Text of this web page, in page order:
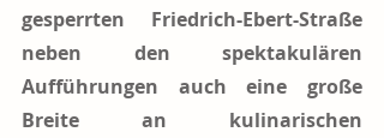
gesperrten Friedrich-Ebert-Straße
neben den spektakulären
Aufführungen auch eine große
Breite an kulinarischen